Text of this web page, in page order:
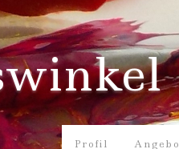
Profil